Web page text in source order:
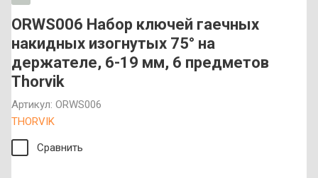
ORWS006 Набор ключей гаечных
накидных изогнутых 75° на
держателе, 6-19 мм, 6 предметов
Thorvik
Артикул: ORWS006
THORVIK
Сравнить